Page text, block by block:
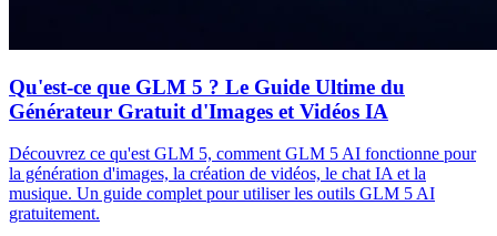
Qu'est-ce que GLM 5 ? Le Guide Ultime du
Générateur Gratuit d'Images et Vidéos IA
Découvrez ce qu'est GLM 5, comment GLM 5 AI fonctionne pour
la génération d'images, la création de vidéos, le chat IA et la
musique. Un guide complet pour utiliser les outils GLM 5 AI
gratuitement.